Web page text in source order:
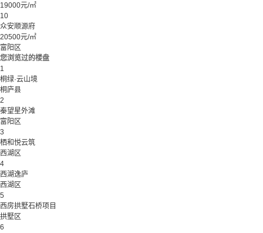
19000元/㎡
10
众安顺源府
20500元/㎡
富阳区
您浏览过的楼盘
1
桐绿·云山境
桐庐县
2
秦望星外滩
富阳区
3
栖和悦云筑
西湖区
4
西湖逸庐
西湖区
5
西房拱墅石桥项目
拱墅区
6